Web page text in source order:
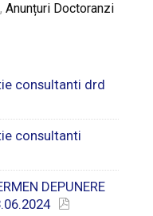
,Anunțuri Doctoranzi
consultanti drd
consultanti
DEPUNERE